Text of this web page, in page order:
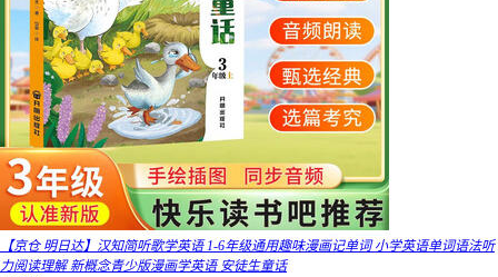
【京仓 明日达】汉知简听歌学英语 1-6年级通用趣味漫画记单词 小学英语单词语法听
力阅读理解 新概念青少版漫画学英语 安徒生童话